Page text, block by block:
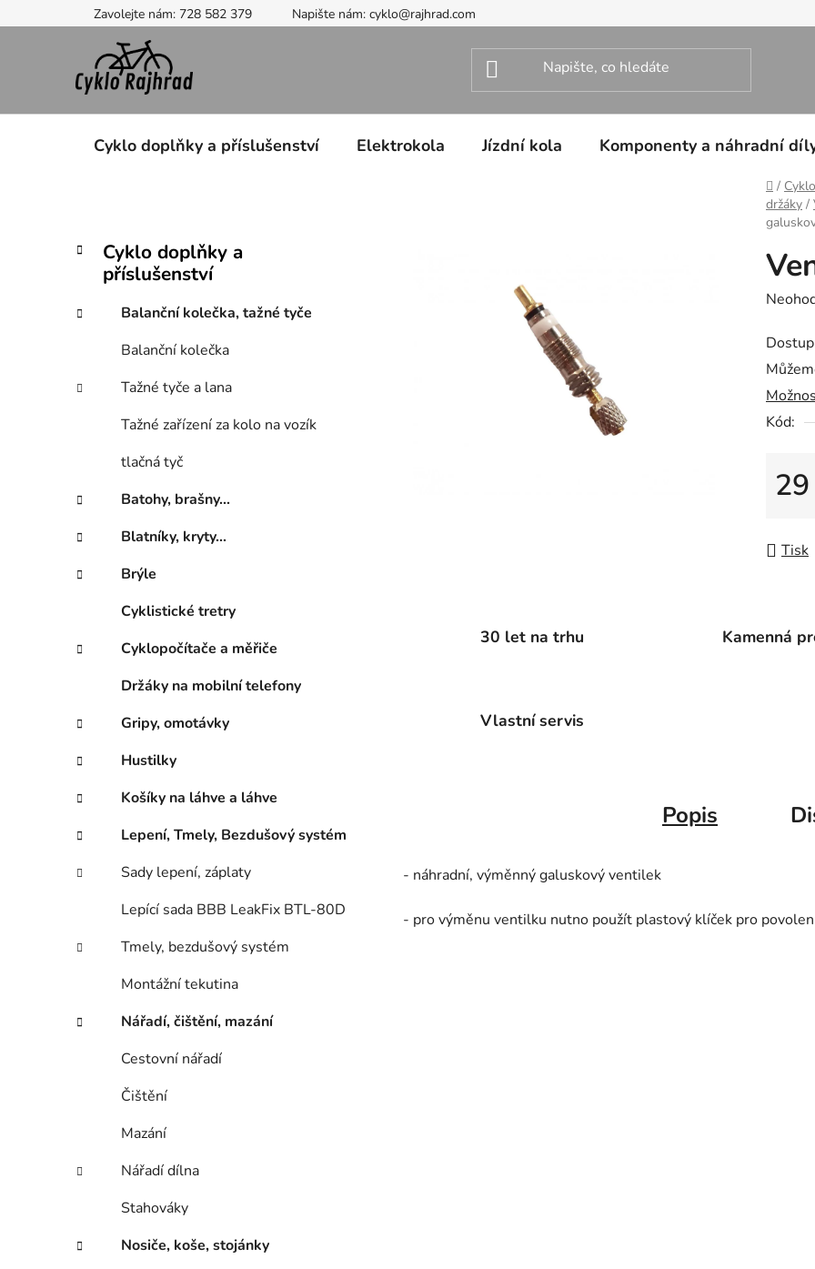
na
Zavolejte nám: 728 582 379 Napište nám: cyklo@rajhrad.com
Cyklo doplňky a příslušenství Elektrokola Jízdní kola Komponenty a náhradní
Domů
/
držáky /
P
t
n
n
e
l
Přeskočit
kategorie
K
a
g
i
e
Cyklo doplňky a
příslušenství
Balanční kolečka, tažné tyče
Balanční kolečka
Tažné tyče a lana
Tažné zařízení za kolo na vozík
tlačná tyč
Batohy, brašny...
Blatníky, kryty...
Brýle
Cyklistické tretry
Cyklopočítače a měřiče
Držáky na mobilní telefony
Gripy, omotávky
Hustilky
Košíky na láhve a láhve
Lepení, Tmely, Bezdušový systém
Sady lepení, záplaty
Lepící sada BBB LeakFix BTL-80D
Tmely, bezdušový systém
Montážní tekutina
Nářadí, čištění, mazání
Cestovní nářadí
Čištění
Mazání
Nářadí dílna
Stahováky
Nosiče, koše, stojánky
je
0,0
z
Kód:
Tisk
30 let na trhu Kamenná
Vlastní servis
Popis
- náhradní, výměnný galuskový ventilek
- pro výměnu ventilku nutno použít plastový klíček pro